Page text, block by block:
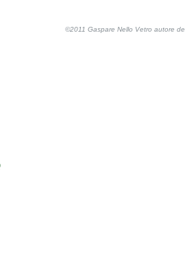
©2011 Gaspare Nello Vetro autore